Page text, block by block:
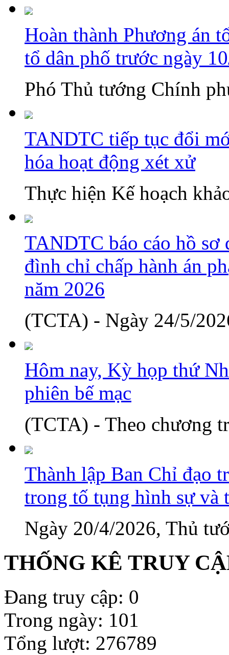
Hoàn thành Phương án
tổ dân phố trước ngày
Phó Thủ tướng Chính
TANDTC tiếp tục đổi
hóa hoạt động xét xử
Thực hiện Kế hoạch
TANDTC báo cáo hồ sơ
đình chỉ chấp hành án
năm 2026
(TCTA) - Ngày 24/5/
Hôm nay, Kỳ họp thứ
phiên bế mạc
(TCTA) - Theo chương
Thành lập Ban Chỉ đạo
trong tố tụng hình sự và
Ngày 20/4/2026, Thủ
THỐNG KÊ TRUY
Đang truy cập: 0
Trong ngày: 101
Tổng lượt: 276789